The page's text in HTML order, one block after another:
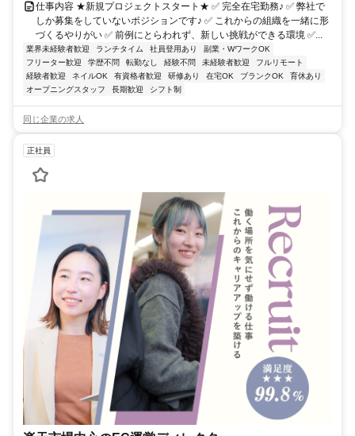
仕事内容 ★新規プロジェクトスタート★ ✅ 完全在宅勤務♪ ✅ 弊社で
しか募集をしていないポジションです♪ ✅ これからの組織を一緒に形
づくるやりがい ✅ 前例にとらわれず、新しい挑戦ができる環境 ✅...
業界未経験者歓迎 ランチタイム 社員登用あり
副業・WワークOK
フリーター歓迎
学歴不問 転勤なし 経験不問 未経験者歓迎
フルリモート
経験者歓迎
ネイルOK 有資格者歓迎 研修あり 在宅OK ブランクOK
育休あり
オープニングスタッフ
長期歓迎 シフト制
同じ企業の求人
正社員